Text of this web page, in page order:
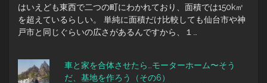
はいえども東西で二つの町にわかれており、面積では150k㎡
を超えているらしい。 単純に面積だけ比較しても仙台市や神
戸市と同じぐらいの広さがあるんですから、１…
車と家を合体させたら…モーターホーム〜そう
だ、基地を作ろう（その6）